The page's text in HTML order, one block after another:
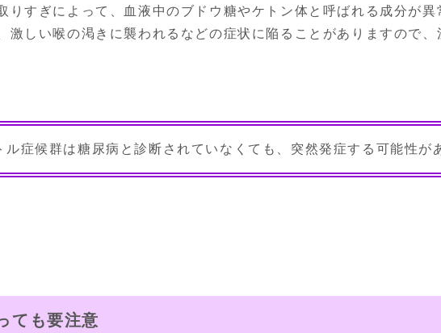
りすぎによって、血液中のブドウ糖やケトン体と呼ばれる成分が
激しい喉の渇きに襲われるなどの症状に陥ることがありますので、
ル症候群は糖尿病と診断されていなくても、突然発症する可能性が
ても要注意